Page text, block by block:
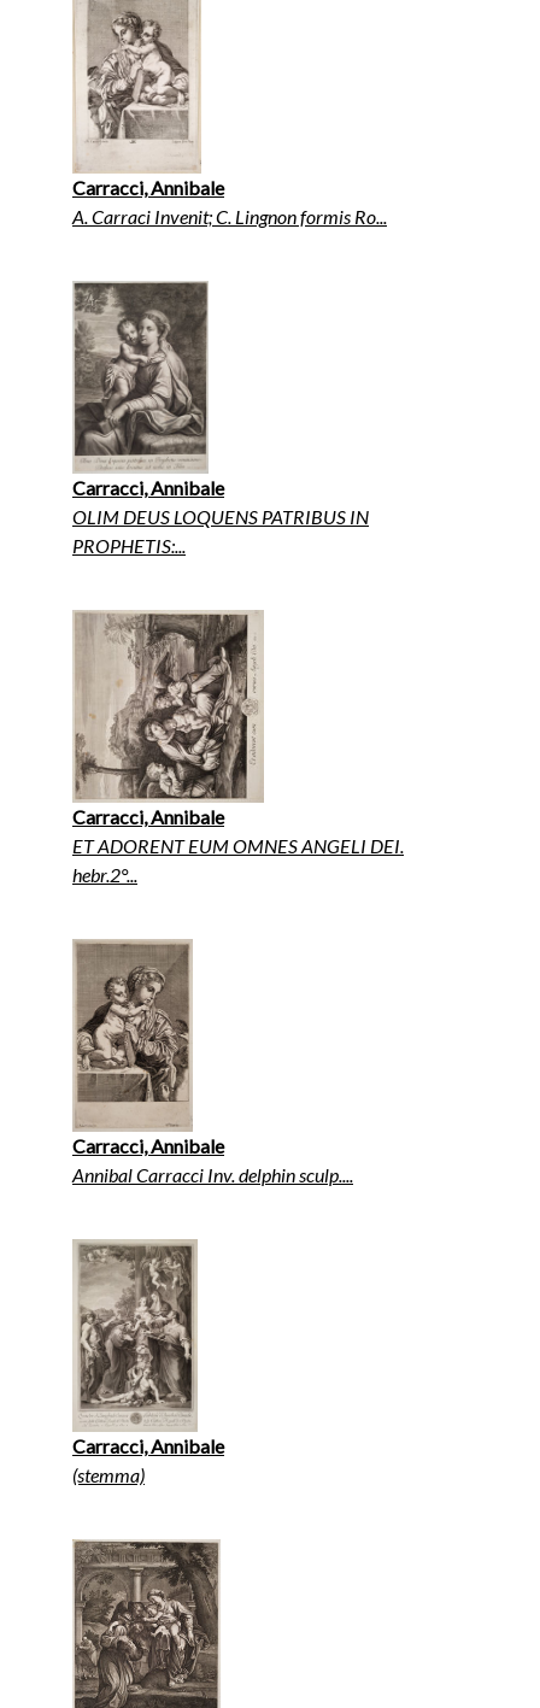
Carracci, Annibale
A. Carraci Invenit; C. Lingnon formis Ro...
Carracci, Annibale
OLIM DEUS LOQUENS PATRIBUS IN
PROPHETIS:...
Carracci, Annibale
ET ADORENT EUM OMNES ANGELI DEI.
hebr.2°...
Carracci, Annibale
Annibal Carracci Inv. delphin sculp....
Carracci, Annibale
(stemma)